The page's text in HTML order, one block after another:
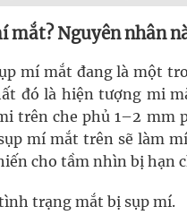
mắt? Nguyên nhân
mí mắt đang là một
đó là hiện tượng mi
trên che phủ 1–2 mm
mí mắt trên sẽ làm
cho tầm nhìn bị hạn
trạng mắt bị sụp mí.